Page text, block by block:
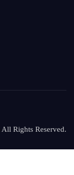
All Rights Reserved.